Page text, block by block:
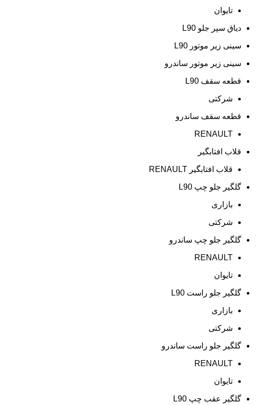
تایوان
دیاق سپر جلو L90
سینی زیر موتور L90
سینی زیر موتور ساندرو
قطعه سقف L90
شرکتی
قطعه سقف ساندرو
RENAULT
قلاب افتابگیر
قلاب افتابگیر RENAULT
گلگیر جلو چپ L90
بازاری
شرکتی
گلگیر جلو چپ ساندرو
RENAULT
تایوان
گلگیر جلو راست L90
بازاری
شرکتی
گلگیر جلو راست ساندرو
RENAULT
تایوان
گلگیر عقب چپ L90